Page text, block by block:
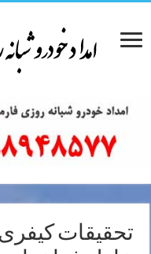
تحقیقات کیفری